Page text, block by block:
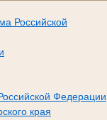
Российской
Федерации
края